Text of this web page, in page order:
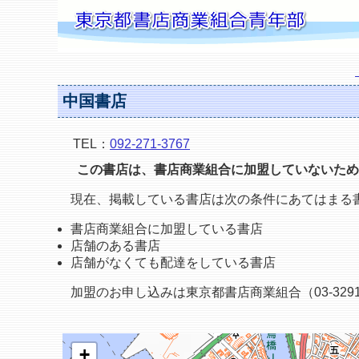
中国書店
TEL： 092-271-3767
この書店は、書店商業組合に加盟していないた
現在、掲載している書店は次の条件にあてはまる
書店商業組合に加盟している書店
店舗のある書店
店舗がなくても配達をしている書店
加盟のお申し込みは東京都書店商業組合（03-
+